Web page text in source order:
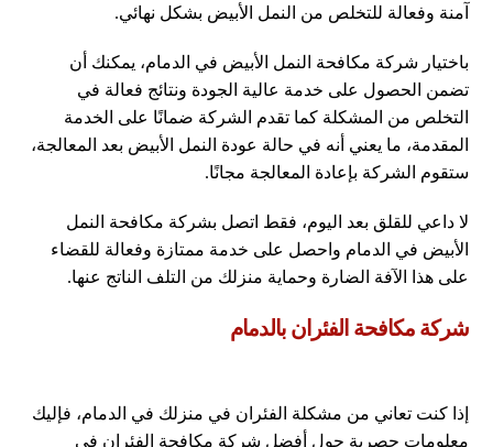
آمنة وفعالة للتخلص من النمل الأبيض بشكل نهائي.
باختيار شركة مكافحة النمل الأبيض في الدمام، يمكنك أن
تضمن الحصول على خدمة عالية الجودة ونتائج فعالة في
التخلص من المشكلة كما تقدم الشركة ضمانًا على الخدمة
المقدمة، ما يعني أنه في حالة عودة النمل الأبيض بعد المعالجة،
ستقوم الشركة بإعادة المعالجة مجانًا.
لا داعي للقلق بعد اليوم، فقط اتصل بشركة مكافحة النمل
الأبيض في الدمام واحصل على خدمة ممتازة وفعالة للقضاء
على هذا الآفة الضارة وحماية منزلك من التلف الناتج عنها.
شركة مكافحة الفئران بالدمام
إذا كنت تعاني من مشكلة الفئران في منزلك في الدمام، فإليك
معلومات حصرية حول أفضل شركة مكافحة الفئران في